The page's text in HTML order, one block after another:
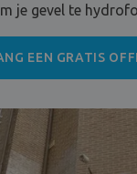
je gevel te
EEN GRATIS